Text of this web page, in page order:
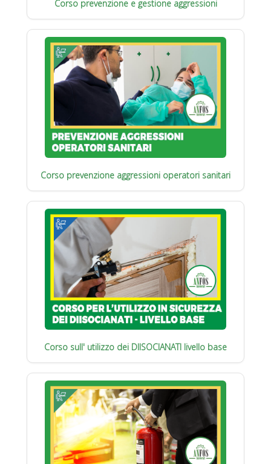
Corso prevenzione e gestione aggressioni
Corso prevenzione aggressioni operatori sanitari
Corso sull' utilizzo dei DIISOCIANATI livello base